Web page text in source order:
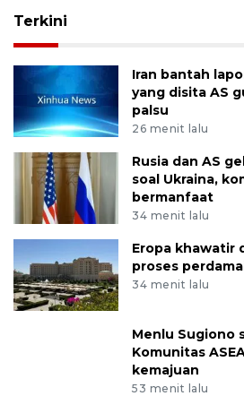
Terkini
Iran bantah
yang disita AS
palsu
26 menit lalu
Rusia dan AS
soal Ukraina,
bermanfaat
34 menit lalu
Eropa khawatir
proses
34 menit lalu
Menlu Sugiono
Komunitas
kemajuan
53 menit lalu